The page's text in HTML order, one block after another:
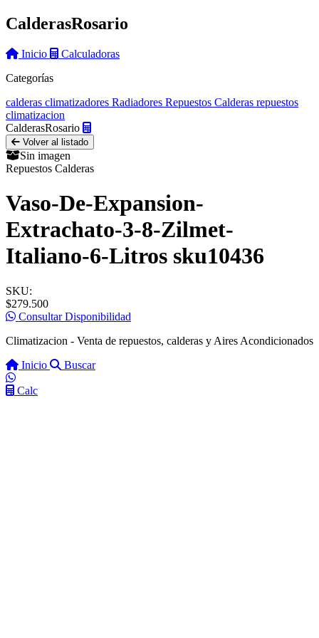
CalderasRosario
Inicio
Calculadoras
Categorías
calderas climatizadores Radiadores Repuestos Calderas repuestos
climatizacion
CalderasRosario
Volver al listado
Sin imagen
Repuestos Calderas
Vaso-De-Expansion-
Extrachato-3-8-Zilmet-
Italiano-6-Litros sku10436
SKU:
$279.500
Consultar Disponibilidad
Climatizacion - Venta de repuestos, calderas y Aires Acondicionados
Inicio
Buscar
Calc